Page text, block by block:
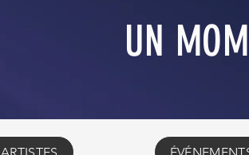
UN